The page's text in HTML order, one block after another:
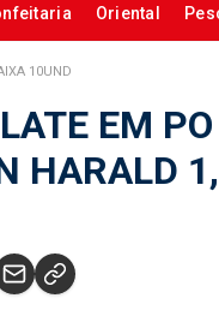
Oriental
10UND
EM
HARALD